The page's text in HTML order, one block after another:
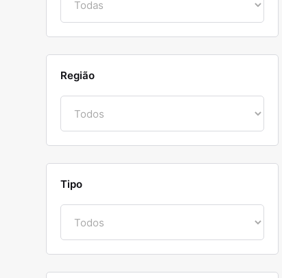
Região
Tipo